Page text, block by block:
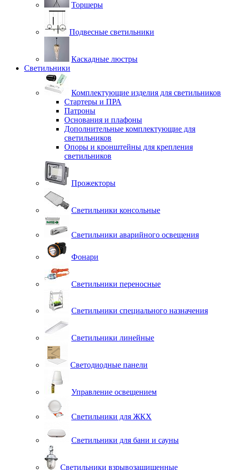
Торшеры
Подвесные светильники
Каскадные люстры
Светильники
Комплектующие изделия для светильников
Стартеры и ПРА
Патроны
Основания и плафоны
Дополнительные комплектующие для
светильников
Опоры и кронштейны для крепления
светильников
Прожекторы
Светильники консольные
Светильники аварийного освещения
Фонари
Светильники переносные
Светильники специального назначения
Светильники линейные
Светодиодные панели
Управление освещением
Светильники для ЖКХ
Светильники для бани и сауны
Светильники взрывозащищенные